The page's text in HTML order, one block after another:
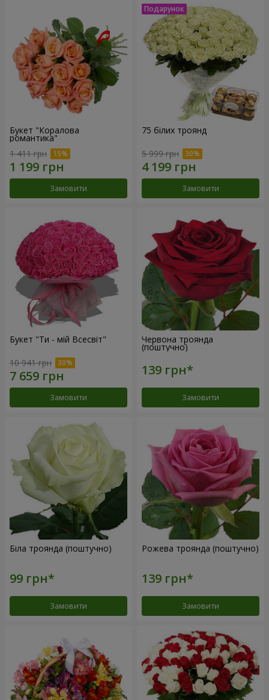
Букет "Коралова
романтика"
1 411 грн
Замовити
75 білих троянд
5 999 грн
Замовити
Букет "Ти - мій Всесвіт"
10 941 грн
Замовити
Червона троянда
(поштучно)
Замовити
Біла троянда (поштучно)
Замовити
Рожева троянда (поштучно)
Замовити